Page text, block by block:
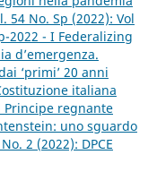
54 No. Sp (2022): Vol
2022 - I Federalizing
d’emergenza.
‘primi’ 20 anni
italiana
Principe regnante
uno sguardo
2 (2022): DPCE